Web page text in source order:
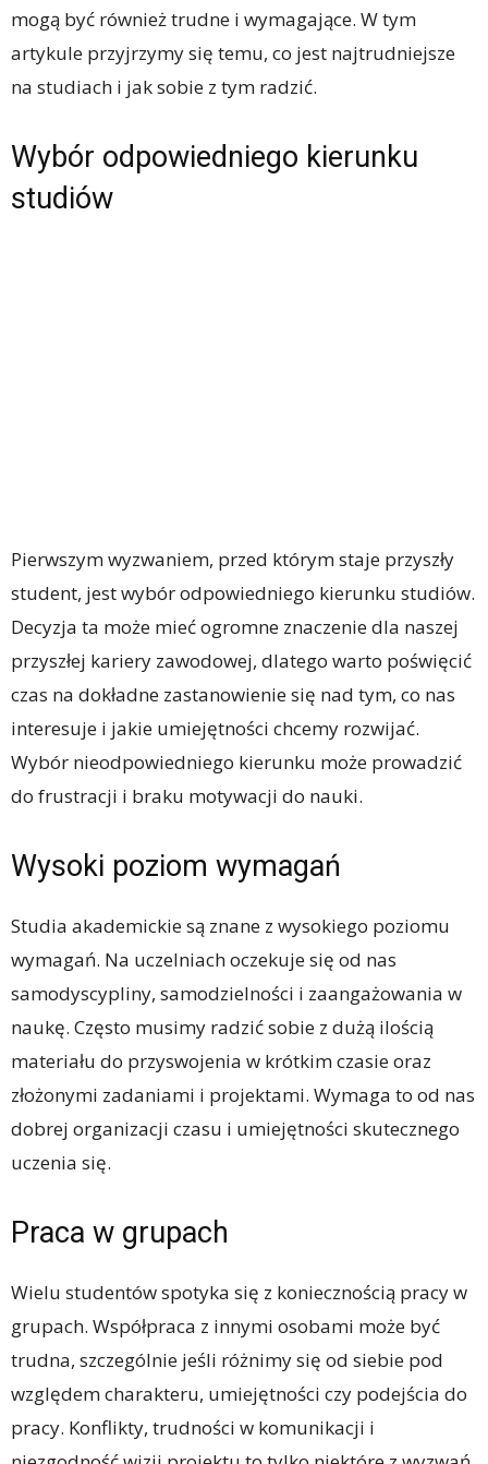
mogą być również trudne i wymagające. W tym
artykule przyjrzymy się temu, co jest najtrudniejsze
na studiach i jak sobie z tym radzić.
Wybór odpowiedniego kierunku
studiów
Pierwszym wyzwaniem, przed którym staje przyszły
student, jest wybór odpowiedniego kierunku studiów.
Decyzja ta może mieć ogromne znaczenie dla naszej
przyszłej kariery zawodowej, dlatego warto poświęcić
czas na dokładne zastanowienie się nad tym, co nas
interesuje i jakie umiejętności chcemy rozwijać.
Wybór nieodpowiedniego kierunku może prowadzić
do frustracji i braku motywacji do nauki.
Wysoki poziom wymagań
Studia akademickie są znane z wysokiego poziomu
wymagań. Na uczelniach oczekuje się od nas
samodyscypliny, samodzielności i zaangażowania w
naukę. Często musimy radzić sobie z dużą ilością
materiału do przyswojenia w krótkim czasie oraz
złożonymi zadaniami i projektami. Wymaga to od nas
dobrej organizacji czasu i umiejętności skutecznego
uczenia się.
Praca w grupach
Wielu studentów spotyka się z koniecznością pracy w
grupach. Współpraca z innymi osobami może być
trudna, szczególnie jeśli różnimy się od siebie pod
względem charakteru, umiejętności czy podejścia do
pracy. Konflikty, trudności w komunikacji i